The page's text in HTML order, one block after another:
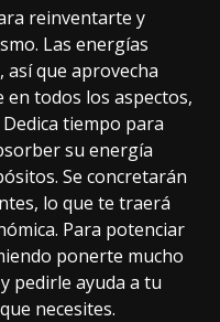
reinventarte y
Las energías
que aprovecha
todos los aspectos,
tiempo para
su energía
Se concretarán
lo que te traerá
Para potenciar
ponerte mucho
pedirle ayuda a tu
necesites.